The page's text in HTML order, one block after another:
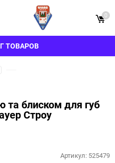
ТОВАРОВ
0
та блиском для губ
Строу
Артикул: 525479